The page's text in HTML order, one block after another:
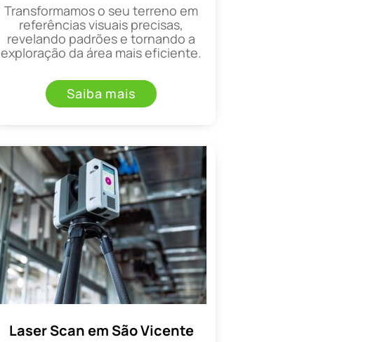
Transformamos o seu terreno em
referências visuais precisas,
revelando padrões e tornando a
exploração da área mais eficiente.
Saiba mais
Laser Scan em São Vicente